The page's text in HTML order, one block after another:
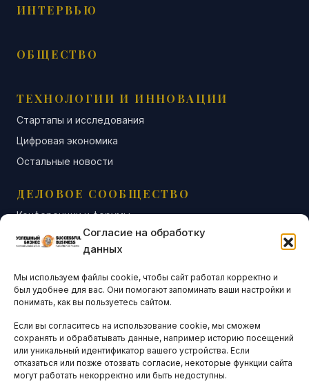
Согласие на обработку
данных
Мы используем файлы cookie, чтобы сайт работал корректно и
был удобнее для вас. Они помогают запоминать ваши настройки и
понимать, как вы пользуетесь сайтом.
Если вы согласитесь на использование cookie, мы сможем
сохранять и обрабатывать данные, например историю посещений
или уникальный идентификатор вашего устройства. Если
отказаться или позже отозвать согласие, некоторые функции сайта
могут работать некорректно или быть недоступны.
ИНТЕРВЬЮ
ОБЩЕСТВО
ТЕХНОЛОГИИ И ИННОВАЦИИ
Стартапы и исследования
Цифровая экономика
Остальные новости
ДЕЛОВОЕ СООБЩЕСТВО
Конференции и форумы
Бизнес-клубы и ассоциации
Остальные новости
АНАЛИТИКА И СТАТИСТИКА
ARTICLES IN ENGLISH
НАВИГАЦИЯ